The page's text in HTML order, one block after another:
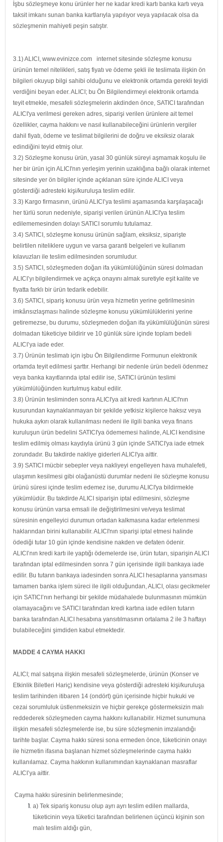
İşbu sözleşmeye konu ürünler her ne kadar kredi kartı banka kartı veya
taksit imkanı sunan banka kartlarıyla yapılıyor veya yapılacak olsa da
sözleşmenin mahiyeti peşin satıştır.
3.1) ALICI, www.evinizce.com internet sitesinde sözleşme konusu
ürünün temel nitelikleri, satış fiyatı ve ödeme şekli ile teslimata ilişkin ön
bilgileri okuyup bilgi sahibi olduğunu ve elektronik ortamda gerekli teyidi
verdiğini beyan eder. ALICI; bu Ön Bilgilendirmeyi elektronik ortamda
teyit etmekle, mesafeli sözleşmelerin akdinden önce, SATICI tarafından
ALICI'ya verilmesi gereken adres, siparişi verilen ürünlere ait temel
özellikler, cayma hakkını ve nasıl kullanabileceğini ürünlerin vergiler
dahil fiyatı, ödeme ve teslimat bilgilerini de doğru ve eksiksiz olarak
edindiğini teyid etmiş olur.
3.2) Sözleşme konusu ürün, yasal 30 günlük süreyi aşmamak koşulu ile
her bir ürün için ALICI'nın yerleşim yerinin uzaklığına bağlı olarak internet
sitesinde yer ön bilgiler içinde açıklanan süre içinde ALICI veya
gösterdiği adresteki kişi/kuruluşa teslim edilir.
3.3) Kargo firmasının, ürünü ALICI’ya teslimi aşamasında karşılaşacağı
her türlü sorun nedeniyle, siparişi verilen ürünün ALICI'ya teslim
edilememesinden dolayı SATICI sorumlu tutulamaz.
3.4) SATICI, sözleşme konusu ürünün sağlam, eksiksiz, siparişte
belirtilen niteliklere uygun ve varsa garanti belgeleri ve kullanım
kılavuzları ile teslim edilmesinden sorumludur.
3.5) SATICI, sözleşmeden doğan ifa yükümlülüğünün süresi dolmadan
ALICI’yı bilgilendirmek ve açıkça onayını almak suretiyle eşit kalite ve
fiyatta farklı bir ürün tedarik edebilir.
3.6) SATICI, sipariş konusu ürün veya hizmetin yerine getirilmesinin
imkânsızlaşması halinde sözleşme konusu yükümlülüklerini yerine
getiremezse, bu durumu, sözleşmeden doğan ifa yükümlülüğünün süresi
dolmadan tüketiciye bildirir ve 10 günlük süre içinde toplam bedeli
ALICI’ya iade eder.
3.7) Ürünün teslimatı için işbu Ön Bilgilendirme Formunun elektronik
ortamda teyit edilmesi şarttır. Herhangi bir nedenle ürün bedeli ödenmez
veya banka kayıtlarında iptal edilir ise, SATICI ürünün teslimi
yükümlülüğünden kurtulmuş kabul edilir.
3.8) Ürünün tesliminden sonra ALICI'ya ait kredi kartının ALICI'nın
kusurundan kaynaklanmayan bir şekilde yetkisiz kişilerce haksız veya
hukuka aykırı olarak kullanılması nedeni ile ilgili banka veya finans
kuruluşun ürün bedelini SATICI'ya ödememesi halinde, ALICI kendisine
teslim edilmiş olması kaydıyla ürünü 3 gün içinde SATICI'ya iade etmek
zorundadır. Bu takdirde nakliye giderleri ALICI'ya aittir.
3.9) SATICI mücbir sebepler veya nakliyeyi engelleyen hava muhalefeti,
ulaşımın kesilmesi gibi olağanüstü durumlar nedeni ile sözleşme konusu
ürünü süresi içinde teslim edemez ise, durumu ALICI'ya bildirmekle
yükümlüdür. Bu takdirde ALICI siparişin iptal edilmesini, sözleşme
konusu ürünün varsa emsali ile değiştirilmesini ve/veya teslimat
süresinin engelleyici durumun ortadan kalkmasına kadar ertelenmesi
haklarından birini kullanabilir. ALICI'nın siparişi iptal etmesi halinde
ödediği tutar 10 gün içinde kendisine nakden ve defaten ödenir.
ALICI’nın kredi kartı ile yaptığı ödemelerde ise, ürün tutarı, siparişin ALICI
tarafından iptal edilmesinden sonra 7 gün içerisinde ilgili bankaya iade
edilir. Bu tutarın bankaya iadesinden sonra ALICI hesaplarına yansıması
tamamen banka işlem süreci ile ilgili olduğundan, ALICI, olası gecikmeler
için SATICI’nın herhangi bir şekilde müdahalede bulunmasının mümkün
olamayacağını ve SATICI tarafından kredi kartına iade edilen tutarın
banka tarafından ALICI hesabına yansıtılmasının ortalama 2 ile 3 haftayı
bulabileceğini şimdiden kabul etmektedir.
MADDE 4 CAYMA HAKKI
ALICI; mal satışına ilişkin mesafeli sözleşmelerde, ürünün (Konser ve
Etkinlik Biletleri Hariç) kendisine veya gösterdiği adresteki kişi/kuruluşa
teslim tarihinden itibaren 14 (ondört) gün içerisinde hiçbir hukuki ve
cezai sorumluluk üstlenmeksizin ve hiçbir gerekçe göstermeksizin malı
reddederek sözleşmeden cayma hakkını kullanabilir. Hizmet sunumuna
ilişkin mesafeli sözleşmelerde ise, bu süre sözleşmenin imzalandığı
tarihte başlar. Cayma hakkı süresi sona ermeden önce, tüketicinin onayı
ile hizmetin ifasına başlanan hizmet sözleşmelerinde cayma hakkı
kullanılamaz. Cayma hakkının kullanımından kaynaklanan masraflar
ALICI’ya aittir.
Cayma hakkı süresinin belirlenmesinde;
a) Tek sipariş konusu olup ayrı ayrı teslim edilen mallarda,
tüketicinin veya tüketici tarafından belirlenen üçüncü kişinin son
malı teslim aldığı gün,